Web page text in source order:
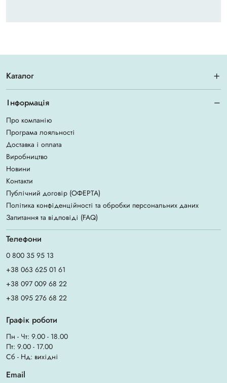
Каталог
Інформація
Про компанію
Програма лояльності
Доставка і оплата
Виробництво
Новини
Контакти
Публічний договір (ОФЕРТА)
Політика конфіденційності та обробки персональних даних
Запитання та відповіді (FAQ)
Телефони
0 800 35 95 13
+38 063 625 01 61
+38 097 009 68 22
+38 095 276 68 22
Графік роботи
Пн - Чт: 9.00 - 18.00
Пт: 9.00 - 17.00
Сб - Нд: вихідні
Email